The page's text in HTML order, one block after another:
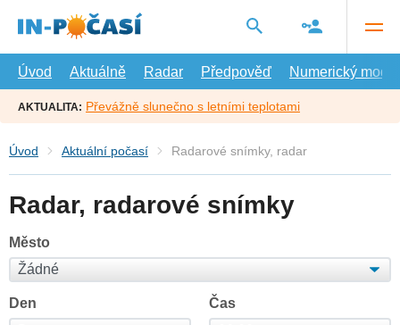
hlavní
Úvod
Aktuálně Radar Předpověď Numerický model
AKTUALITA: Převážně slunečno s letními teplotami
Úvod Aktuální počasí Radarové snímky, radar
Radar, radarové snímky
Město
Den Čas